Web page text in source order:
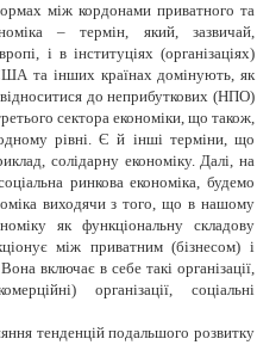
між кордонами приватного та
– термін, який, зазвичай,
і в інституціях (організаціях)
та інших країнах домінують, як
до неприбуткових (НПО)
сектора економіки, що також,
рівні. Є й інші терміни, що
солідарну економіку. Далі, на
ринкова економіка, будемо
виходячи з того, що в нашому
як функціональну складову
між приватним (бізнесом) і
включає в себе такі організації,
організації, соціальні
тенденцій подальшого розвитку